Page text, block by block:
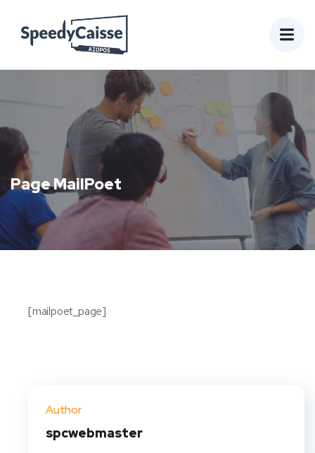
Page MailPoet
[mailpoet_page]
Author
spcwebmaster